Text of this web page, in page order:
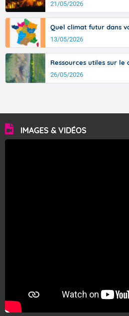
21/05/2026
Quel climat futur dans
13/05/2026
Ressources utiles sur
26/05/2026
IMAGES & VIDÉOS